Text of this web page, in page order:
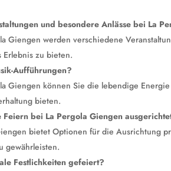
und besondere Anlässe bei La
Giengen werden verschiedene
Erlebnis zu bieten.
Aufführungen?
Giengen können Sie die lebendige
bieten.
Feiern bei La Pergola Giengen
bietet Optionen für die Ausrichtung
gewährleisten.
Festlichkeiten gefeiert?